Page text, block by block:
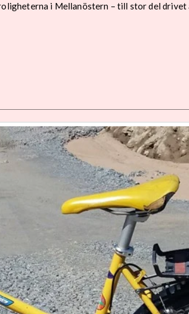
i Mellanöstern – till stor del drivet